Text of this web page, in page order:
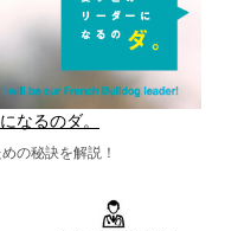
なるのダ。
の秘訣を解説！